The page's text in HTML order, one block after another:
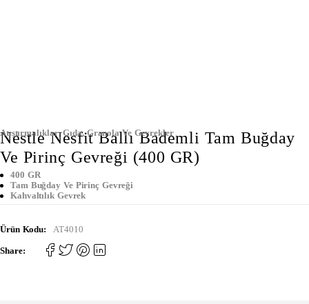
Atıştırmalıklar,Gıda,Granola Ve Gevrekler
Nestle Nesfit Ballı Bademli Tam Buğday
Ve Pirinç Gevreği (400 GR)
400 GR
Tam Buğday Ve Pirinç Gevreği
Kahvaltılık Gevrek
Ürün Kodu: AT4010
Share: